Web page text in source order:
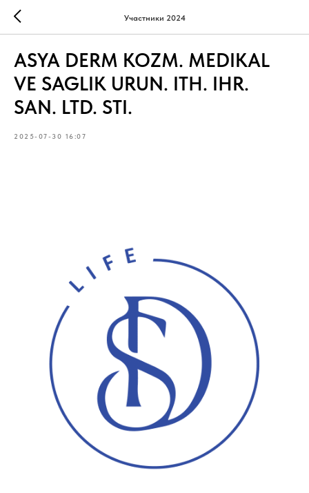
Участники 2024
ASYA DERM KOZM. MEDIKAL
VE SAGLIK URUN. ITH. IHR.
SAN. LTD. STI.
2025-07-30 16:07